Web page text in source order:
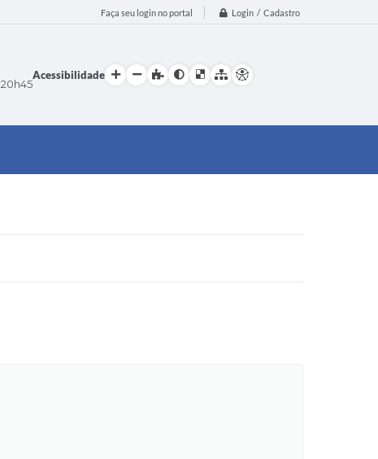
Faça seu login no portal Login / Cadastro
20h45
Acessibilidade